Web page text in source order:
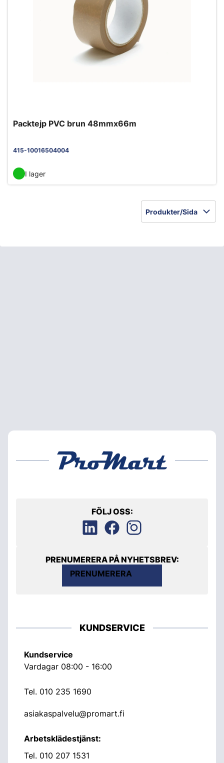
Packtejp PVC brun 48mmx66m
415-10016504004
I lager
Produkter/Sida
FÖLJ OSS:
PRENUMERERA PÅ NYHETSBREV:
PRENUMERERA
KUNDSERVICE
Kundservice
Vardagar 08:00 - 16:00
Tel. 010 235 1690
asiakaspalvelu@promart.fi
Arbetsklädestjänst:
Tel. 010 207 1531